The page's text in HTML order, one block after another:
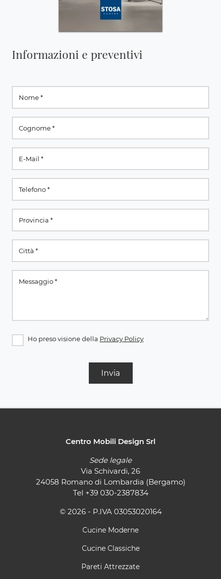
Informazioni e preventivi
Ho preso visione della Privacy Policy
Invia
Centro Mobili Design Srl
Sede legale
Via Schivardi, 26
24058 Romano di Lombardia (Bergamo)
Tel +39 030-2387834
© 2026 - P.IVA 03053020164
Cucine Moderne
Cucine Classiche
Pareti Attrezzate